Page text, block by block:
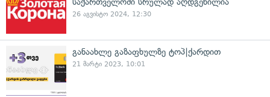
26 აგვისტო 2024, 12:30
განაახლე გაზაფხულზე ტოპ|ქარდით
21 მარტი 2023, 10:01